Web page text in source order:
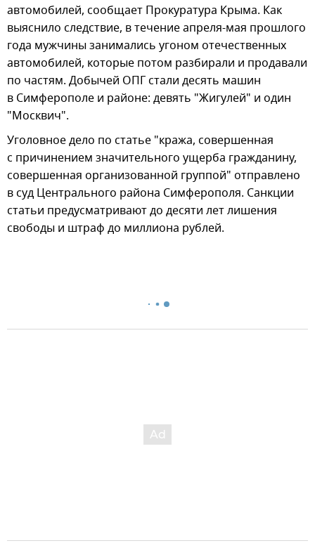
автомобилей, сообщает Прокуратура Крыма. Как
выяснило следствие, в течение апреля-мая прошлого
года мужчины занимались угоном отечественных
автомобилей, которые потом разбирали и продавали
по частям. Добычей ОПГ стали десять машин
в Симферополе и районе: девять "Жигулей" и один
"Москвич".
Уголовное дело по статье "кража, совершенная
с причинением значительного ущерба гражданину,
совершенная организованной группой" отправлено
в суд Центрального района Симферополя. Санкции
статьи предусматривают до десяти лет лишения
свободы и штраф до миллиона рублей.